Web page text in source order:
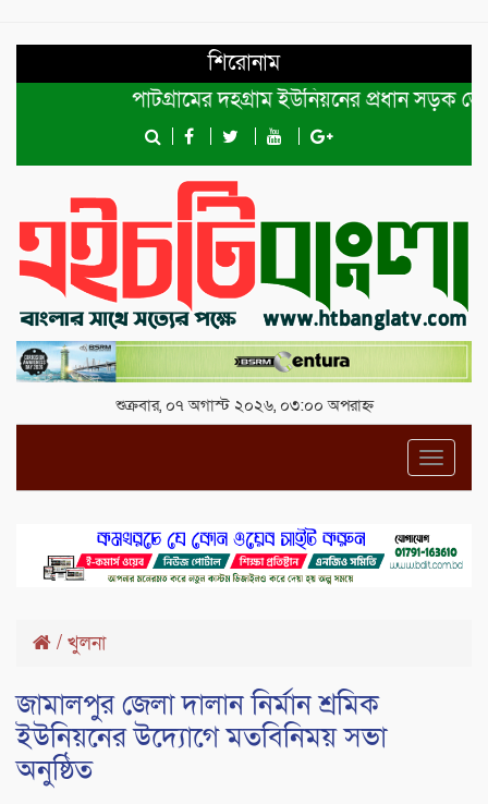
শিরোনাম
পাটগ্রামের দহগ্রাম ইউনিয়নের প্রধান সড়ক ভেঙ্গে
শুক্রবার, ০৭ অগাস্ট ২০২৬, ০৩:০০ অপরাহ্ন
/ খুলনা
জামালপুর জেলা দালান নির্মান শ্রমিক
ইউনিয়নের উদ্যোগে মতবিনিময় সভা
অনুষ্ঠিত